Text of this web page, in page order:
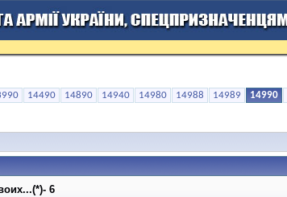
14490 14890 14940 14980 14988 14989 14990
6